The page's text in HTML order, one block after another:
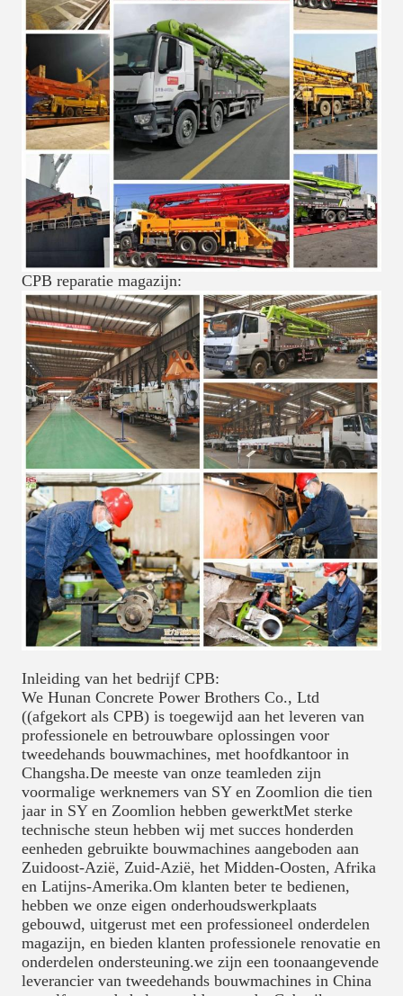
CPB reparatie magazijn:
Inleiding van het bedrijf CPB:
We Hunan Concrete Power Brothers Co., Ltd
((afgekort als CPB) is toegewijd aan het leveren van
professionele en betrouwbare oplossingen voor
tweedehands bouwmachines, met hoofdkantoor in
Changsha.De meeste van onze teamleden zijn
voormalige werknemers van SY en Zoomlion die tien
jaar in SY en Zoomlion hebben gewerktMet sterke
technische steun hebben wij met succes honderden
eenheden gebruikte bouwmachines aangeboden aan
Zuidoost-Azië, Zuid-Azië, het Midden-Oosten, Afrika
en Latijns-Amerika.Om klanten beter te bedienen,
hebben we onze eigen onderhoudswerkplaats
gebouwd, uitgerust met een professioneel onderdelen
magazijn, en bieden klanten professionele renovatie en
onderdelen ondersteuning.we zijn een toonaangevende
leverancier van tweedehands bouwmachines in China